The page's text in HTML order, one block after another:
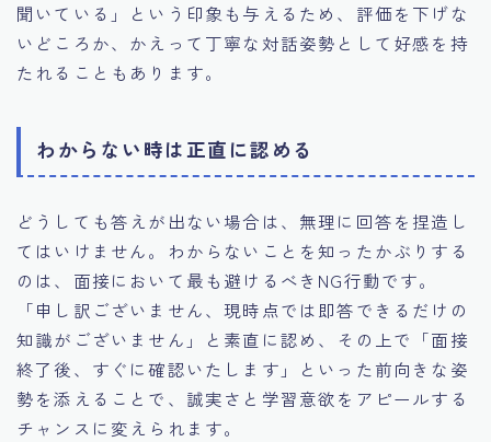
聞いている」という印象も与えるため、評価を下げな
いどころか、かえって丁寧な対話姿勢として好感を持
たれることもあります。
わからない時は正直に認める
どうしても答えが出ない場合は、無理に回答を捏造し
てはいけません。わからないことを知ったかぶりする
のは、面接において最も避けるべきNG行動です。
「申し訳ございません、現時点では即答できるだけの
知識がございません」と素直に認め、その上で「面接
終了後、すぐに確認いたします」といった前向きな姿
勢を添えることで、誠実さと学習意欲をアピールする
チャンスに変えられます。